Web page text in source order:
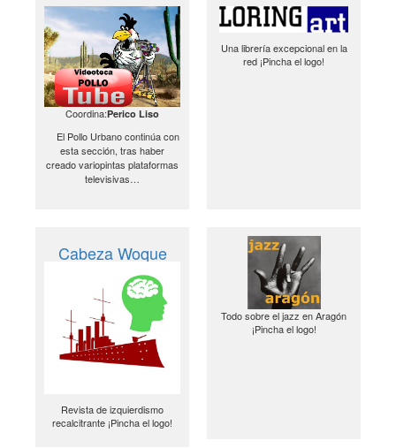
Coordina:Perico Liso
El Pollo Urbano continúa con
esta sección, tras haber
creado variopintas plataformas
televisivas…
Una librería excepcional en la
red ¡Pincha el logo!
Cabeza Woque
Revista de izquierdismo
recalcitrante ¡Pincha el logo!
Todo sobre el jazz en Aragón
¡Pincha el logo!